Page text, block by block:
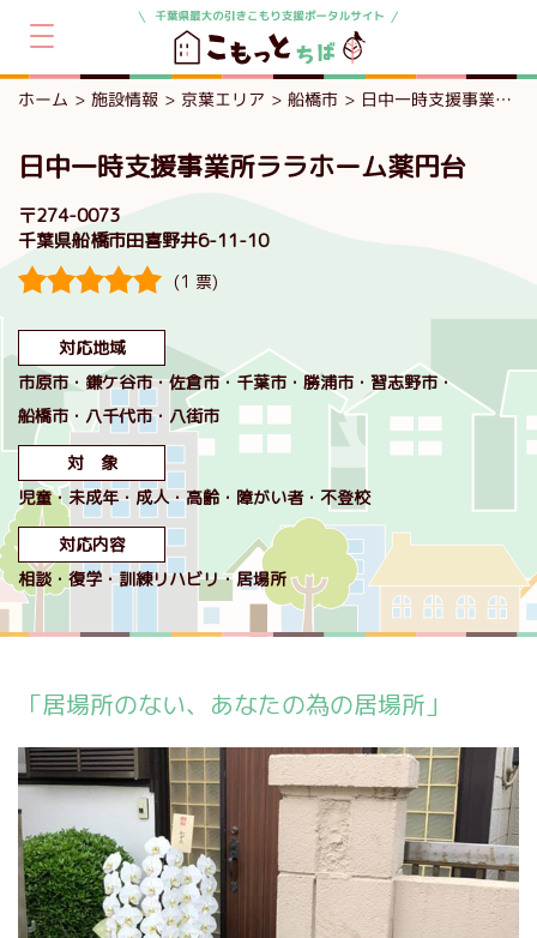
ホーム 施設情報 京葉エリア 船橋市 日中一時支援事業所ララホーム薬円台
日中一時支援事業所ララホーム薬円台
〒274-0073
千葉県船橋市田喜野井6-11-10
(1 票)
対応地域
市原市
鎌ケ谷市 佐倉市 千葉市 勝浦市
習志野市
船橋市
八千代市 八街市
対 象
児童
未成年 成人 高齢 障がい者 不登校
対応内容
相談
復学 訓練リハビリ 居場所
「居場所のない、あなたの為の居場所」